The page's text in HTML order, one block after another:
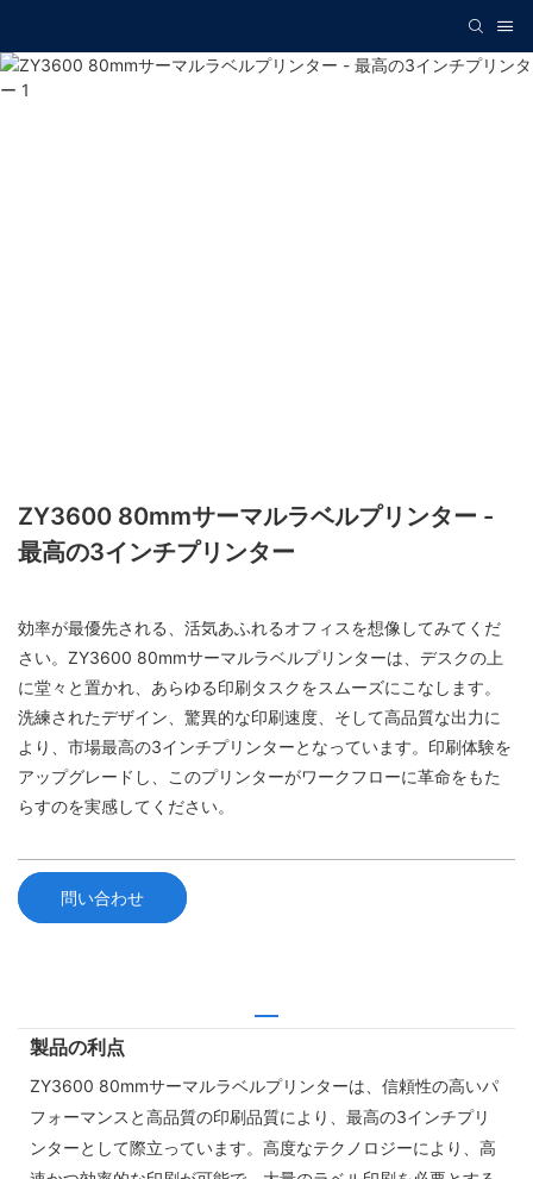
ZY3600 80mmサーマルラベルプリンター -
最高の3インチプリンター
効率が最優先される、活気あふれるオフィスを想像してみてくだ
さい。ZY3600 80mmサーマルラベルプリンターは、デスクの上
に堂々と置かれ、あらゆる印刷タスクをスムーズにこなします。
洗練されたデザイン、驚異的な印刷速度、そして高品質な出力に
より、市場最高の3インチプリンターとなっています。印刷体験を
アップグレードし、このプリンターがワークフローに革命をもた
らすのを実感してください。
問い合わせ
製品の利点
ZY3600 80mmサーマルラベルプリンターは、信頼性の高いパ
フォーマンスと高品質の印刷品質により、最高の3インチプリ
ンターとして際立っています。高度なテクノロジーにより、高